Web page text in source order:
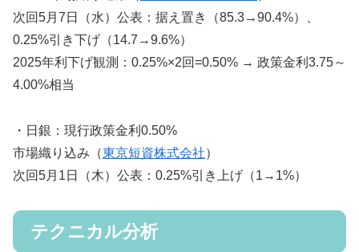
次回5月7日（水）公表：据え置き（85.3→90.4%）、
0.25%引き下げ（14.7→9.6%）
2025年利下げ観測：0.25%×2回=0.50% → 政策金利3.75～
4.00%相当
・日銀：現行政策金利0.50%
市場織り込み（東京短資株式会社）
次回5月1日（木）公表：0.25%引き上げ（1→1%）
テクニカル分析